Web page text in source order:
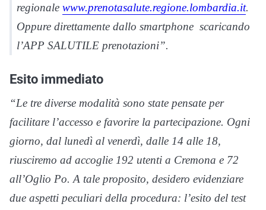
regionale www.prenotasalute.regione.lombardia.it.
Oppure direttamente dallo smartphone scaricando
l’APP SALUTILE prenotazioni”.
Esito immediato
“Le tre diverse modalità sono state pensate per
facilitare l’accesso e favorire la partecipazione. Ogni
giorno, dal lunedì al venerdì, dalle 14 alle 18,
riusciremo ad accoglie 192 utenti a Cremona e 72
all’Oglio Po. A tale proposito, desidero evidenziare
due aspetti peculiari della procedura: l’esito del test